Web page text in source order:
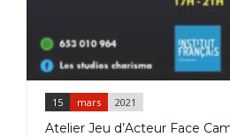
15 mars 2021